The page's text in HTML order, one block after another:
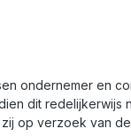
ondernemer en
dit redelijkerwijs
op verzoek van